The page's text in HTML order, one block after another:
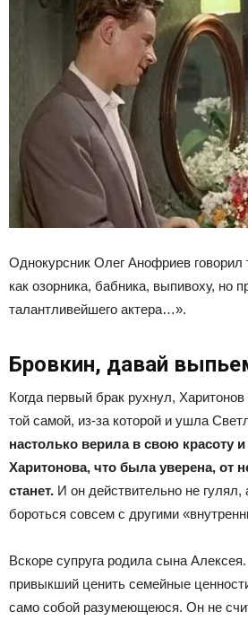
Однокурсник Олег Анофриев говорил
как озорника, бабника, выпивоху, но
талантливейшего актера…».
Бровкин, давай
Когда первый брак рухнул,
той самой, из-за которой и ушла
настолько верила в свою красоту
Харитонова, что была уверена, от
станет. И он действительно не
бороться совсем с другими
Вскоре супруга родила сына
привыкший ценить семейные
само собой разумеющеюся. Он не